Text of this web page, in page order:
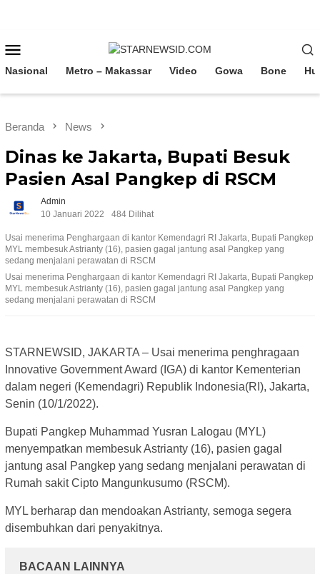
Mobile
Nasional Metro – Makassar Video Gowa Bone
Beranda News
Dinas ke Jakarta, Bupati Besuk
Pasien Asal Pangkep di RSCM
Admin
10 Januari 2022
484 Dilihat
Usai menerima Penghargaan di kantor Kemendagri RI Jakarta, Bupati Pangkep
MYL membesuk Astrianty (16), pasien gagal jantung asal Pangkep yang
sedang menjalani perawatan di RSCM
Usai menerima Penghargaan di kantor Kemendagri RI Jakarta, Bupati Pangkep
MYL membesuk Astrianty (16), pasien gagal jantung asal Pangkep yang
sedang menjalani perawatan di RSCM
STARNEWSID, JAKARTA – Usai menerima penghragaan
Innovative Government Award (IGA) di kantor Kementerian
dalam negeri (Kemendagri) Republik Indonesia(RI), Jakarta,
Senin (10/1/2022).
Bupati Pangkep Muhammad Yusran Lalogau (MYL)
menyempatkan membesuk Astrianty (16), pasien gagal
jantung asal Pangkep yang sedang menjalani perawatan di
Rumah sakit Cipto Mangunkusumo (RSCM).
MYL berharap dan mendoakan Astrianty, semoga segera
disembuhkan dari penyakitnya.
BACAAN LAINNYA